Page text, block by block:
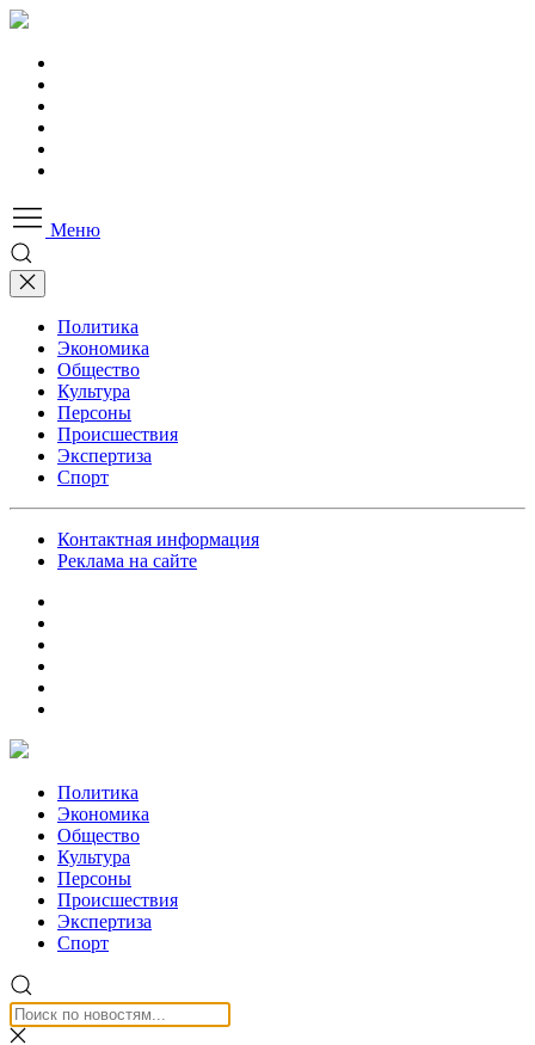
Меню
Политика
Экономика
Общество
Культура
Персоны
Происшествия
Экспертиза
Спорт
Контактная информация
Реклама на сайте
Политика
Экономика
Общество
Культура
Персоны
Происшествия
Экспертиза
Спорт